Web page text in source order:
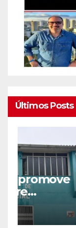
Últimos Posts
BRASIL CIDADE
CEJU
abertas
6 DE